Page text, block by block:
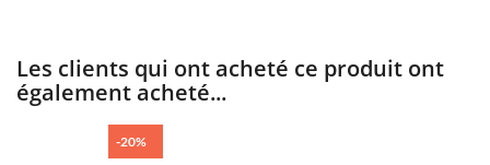
Les clients qui ont acheté ce produit ont
également acheté...
-20%